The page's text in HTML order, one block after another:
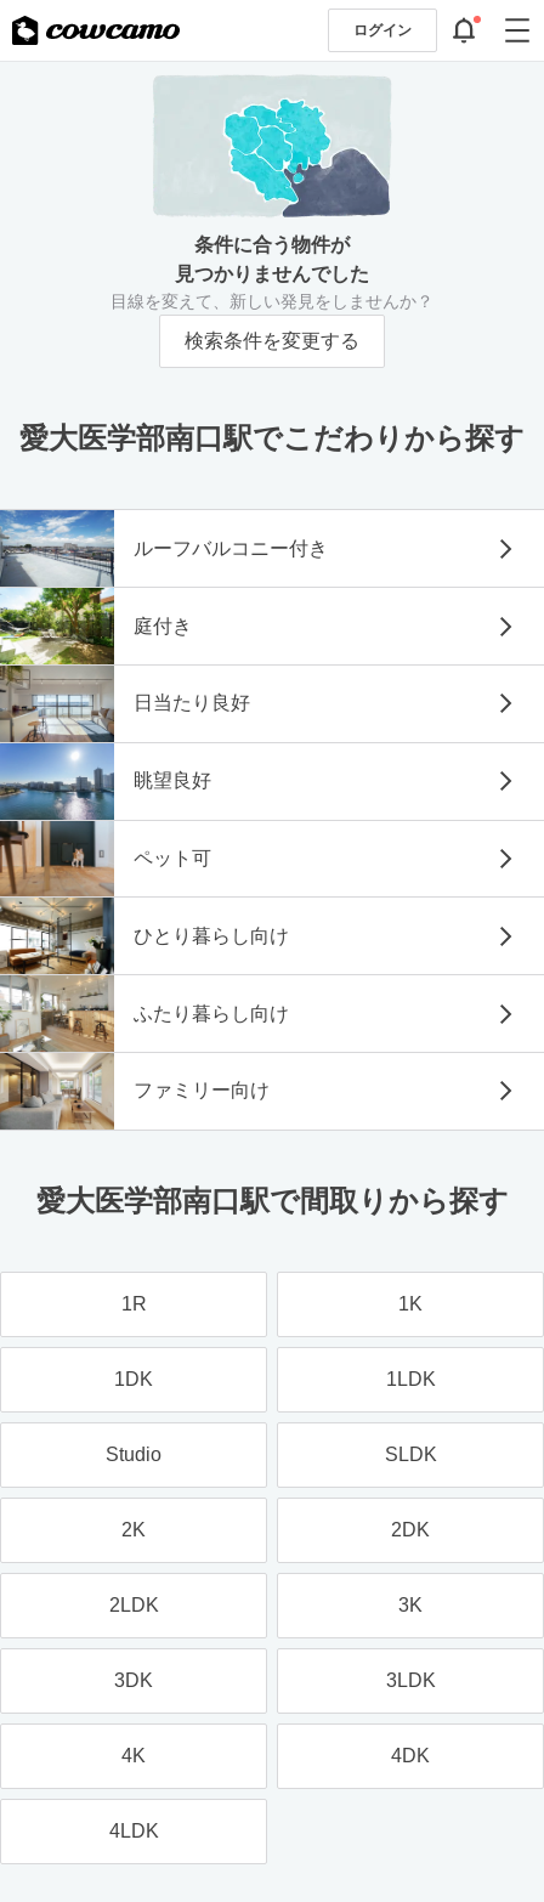
ログイン
条件に合う物件が
見つかりませんでした
目線を変えて、新しい発見をしませんか？
検索条件を変更する
愛大医学部南口駅でこだわりから探す
ルーフバルコニー付き
庭付き
日当たり良好
眺望良好
ペット可
ひとり暮らし向け
ふたり暮らし向け
ファミリー向け
愛大医学部南口駅で間取りから探す
1R 1K
1DK 1LDK
Studio SLDK
2K 2DK
2LDK 3K
3DK 3LDK
4K 4DK
4LDK